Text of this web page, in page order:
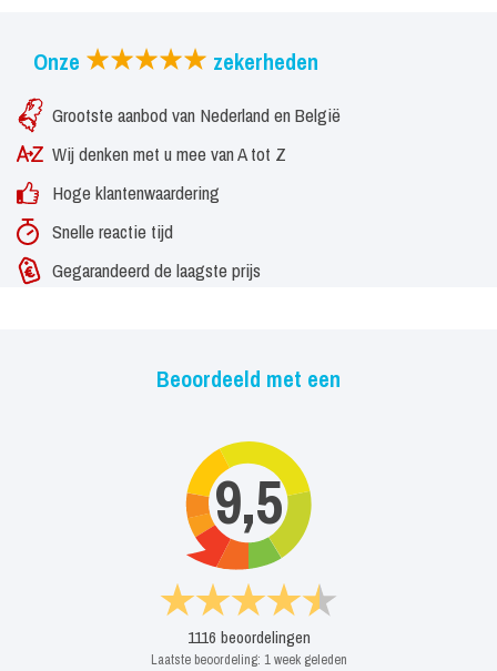
Onze zekerheden
Grootste aanbod van Nederland en België
Wij denken met u mee van A tot Z
Hoge klantenwaardering
Snelle reactie tijd
Gegarandeerd de laagste prijs
Beoordeeld met een
9,5
1116 beoordelingen
Laatste beoordeling: 1 week geleden